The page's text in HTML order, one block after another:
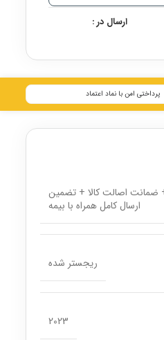
ارسال در :
پرداختی امن با نماد اعتماد
+ ضمانت اصالت کالا + تضمین
ارسال کامل همراه با بیمه
ریجستر شده
2023